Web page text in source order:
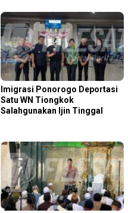
Imigrasi Ponorogo Deportasi
Satu WN Tiongkok
Salahgunakan Ijin Tinggal